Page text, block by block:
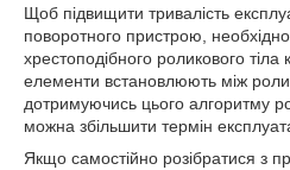
Щоб підвищити тривалість
поворотного пристрою,
хрестоподібного роликового тіла
елементи встановлюють між
дотримуючись цього алгоритму
можна збільшити термін
Якщо самостійно розібратися з